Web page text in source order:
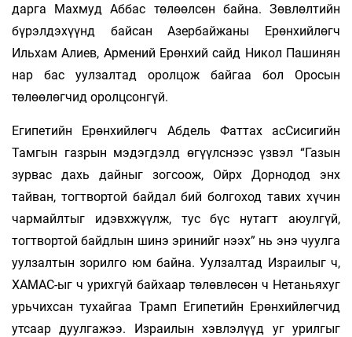
дарга Махмуд Аббас төлөөлсөн байна. Зөвлөлтийн
бүрэлдэхүүнд байсан Азербайжаны Ерөнхийлөгч
Ильхам Алиев, Армений Ерөнхий сайд Никол Пашинян
нар бас уулзалтад оролцож байгаа бол Оросын
төлөөлөгчид оролцсонгүй.
Египетийн Ерөнхийлөгч Абдель Фаттах асСисигийн
Тамгын газрын мэдэгдэлд өгүүлснээс үзвэл “Газын
зурвас дахь дайныг зогсоож, Ойрх Дорнодод энх
тайван, тогтвортой байдал бий болгоход тавих хүчин
чармайлтыг идэвхжүүлж, тус бүс нутагт аюулгүй,
тогтвортой байдлын шинэ эринийг нээх” нь энэ чуулга
уулзалтын зорилго юм байна. Уулзалтад Израилыг ч,
ХАМАС-ыг ч урихгүй байхаар төлөвлөсөн ч Нетаньяхуг
урьчихсан тухайгаа Трамп Египетийн Ерөнхийлөгчид
утсаар дуулгажээ. Израилын хэвлэлүүд уг урилгыг